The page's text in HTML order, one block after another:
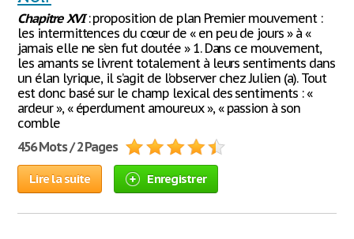
Chapitre XVI: proposition de plan Premier mouvement :
les intermittences du cœur de « en peu de jours » à «
jamais elle ne s’en fut doutée » 1. Dans ce mouvement,
les amants se livrent totalement à leurs sentiments dans
un élan lyrique, il s’agit de l’observer chez Julien (a). Tout
est donc basé sur le champ lexical des sentiments : «
ardeur », « éperdument amoureux », « passion à son
comble
456 Mots / 2 Pages
Lire la suite Enregistrer